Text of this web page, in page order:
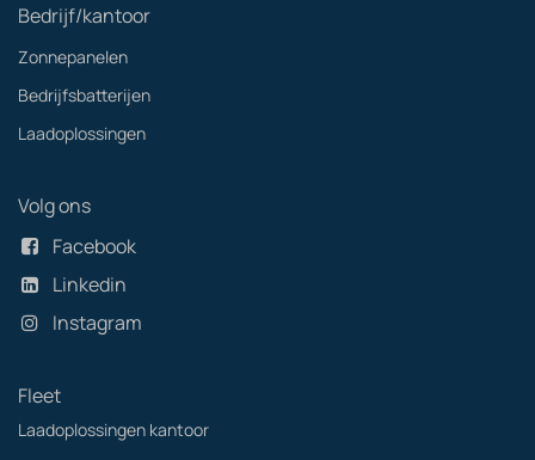
Bedrijf/kantoor
Zonnepanelen
Bedrijfsbatterijen
Laadoplossingen
Volg ons
Facebook
Linkedin
Instagram
Fleet
Laadoplossingen kantoor